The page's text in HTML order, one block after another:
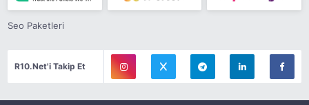
Seo Paketleri
R10.Net'i Takip Et